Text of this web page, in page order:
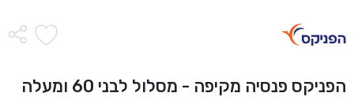
הפניקס פנסיה מקיפה - מסלול לבני 60 ומעלה
התחל בבדיקה חינם